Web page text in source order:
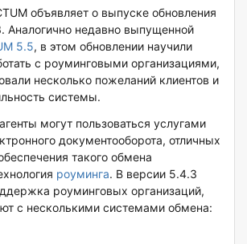
объявляет о выпуске обновления
Аналогично недавно выпущенной
5.5, в этом обновлении научили
с роуминговыми организациями,
несколько пожеланий клиентов и
системы.
могут пользоваться услугами
документооборота, отличных
такого обмена
роуминга. В версии 5.4.3
роуминговых организаций,
с несколькими системами обмена: